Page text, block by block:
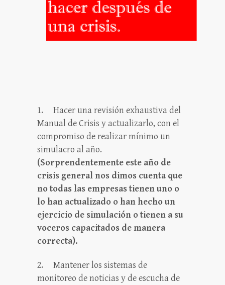
1.
Hacer una revisión exhaustiva del
Manual de Crisis y actualizarlo, con el
compromiso de realizar mínimo un
simulacro al año.
(Sorprendentemente este año de
crisis general nos dimos cuenta que
no todas las empresas tienen uno o
lo han actualizado o han hecho un
ejercicio de simulación o tienen a su
voceros capacitados de manera
correcta).
2.
Mantener los sistemas de
monitoreo de noticias y de escucha de